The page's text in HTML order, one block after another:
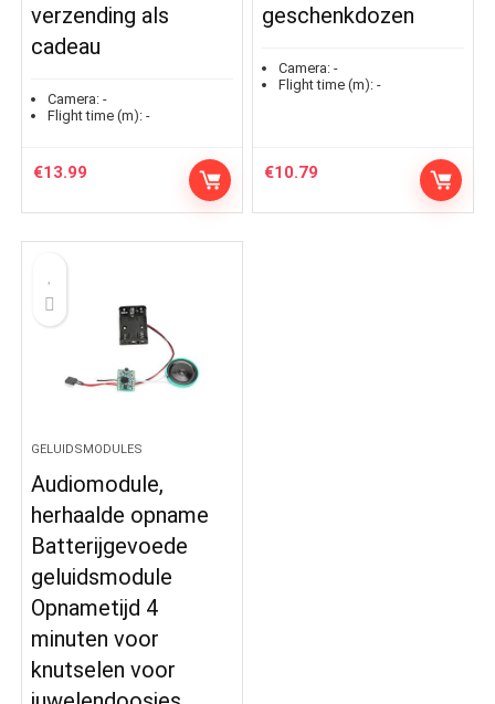
verzending als
cadeau
Camera: -
Flight time (m): -
€13.99
geschenkdozen
Camera: -
Flight time (m): -
€10.79
GELUIDSMODULES
Audiomodule,
herhaalde opname
Batterijgevoede
geluidsmodule
Opnametijd 4
minuten voor
knutselen voor